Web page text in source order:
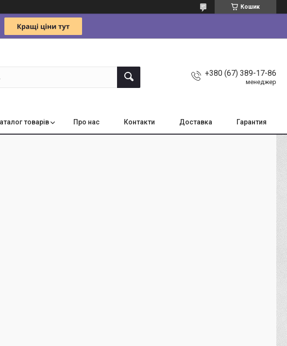
Кошик
+380 (67) 389-17-86
менеджер
товарів Про нас Контакти Доставка Гарантия